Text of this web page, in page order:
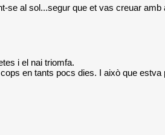
se al sol...segur que et vas creuar amb
i el nai triomfa.
en tants pocs dies. I això que estva